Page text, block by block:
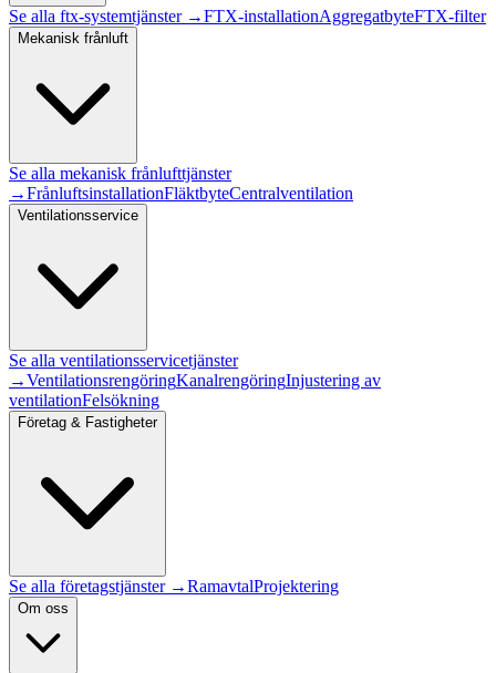
Se alla ftx-systemtjänster →FTX-installationAggregatbyteFTX-filter
Mekanisk frånluft
Se alla mekanisk frånlufttjänster
→FrånluftsinstallationFläktbyteCentralventilation
Ventilationsservice
Se alla ventilationsservicetjänster
→VentilationsrengöringKanalrengöringInjustering av
ventilationFelsökning
Företag & Fastigheter
Se alla företagstjänster →RamavtalProjektering
Om oss